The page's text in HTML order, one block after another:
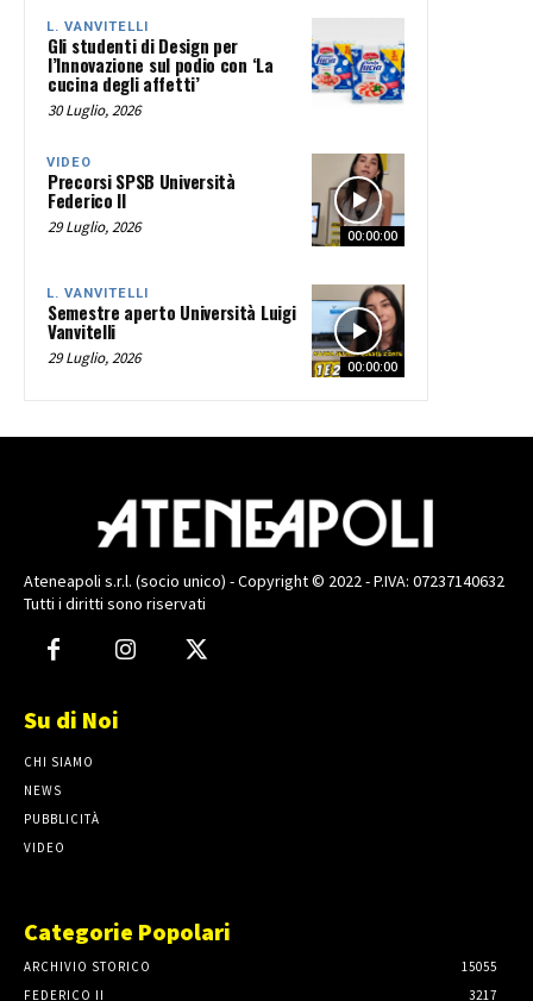
L. VANVITELLI
Gli studenti di Design per
l’Innovazione sul podio con ‘La
cucina degli affetti’
30 Luglio, 2026
00:00:00
VIDEO
Precorsi SPSB Università
Federico II
29 Luglio, 2026
00:00:00
L. VANVITELLI
Semestre aperto Università Luigi
Vanvitelli
29 Luglio, 2026
Ateneapoli s.r.l. (socio unico) - Copyright © 2022 - P.IVA: 07237140632
Tutti i diritti sono riservati
Su di Noi
CHI SIAMO
NEWS
PUBBLICITÀ
VIDEO
Categorie Popolari
ARCHIVIO STORICO
15055
FEDERICO II
3217